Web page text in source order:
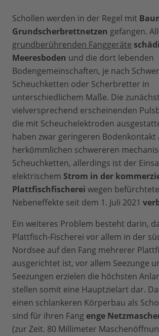
Schollen werden in der Regel mit
Grundscherbrettnetzen gefangen.
grundberührenden Fanggeräte
Meeresboden und die dort lebenden
Bodengemeinschaften, je nach
Scheuchketten oder Scherbretter in
unterschiedlichem Maße. Die zunächst
vielversprechend erscheinenden
die mit Scheuchelektroden
haben zwar geringeren Bodenkontakt
herkömmlichen schwereren
Scheuchketten, allerdings ist der
elektrischem Strom in der
Plattfischfischerei wegen
Nebeneffekte seit dem 1. Juli 2021
Ein weiteres Problem besteht darin,
Plattfisch-Fischerei vor allem in der
Nordsee auf den Fang mehrerer
ausgerichtet ist, vor allem Seezunge
Seezungen erzielen die höchsten
stellen somit eine Hauptzielart dar.
einen schlankeren Körperbau als
sind für ihren Fang enge
(zur Zeit. 80 Millimeter